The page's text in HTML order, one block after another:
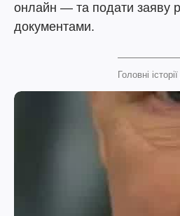
онлайн — та подати заяву
документами.
Головні